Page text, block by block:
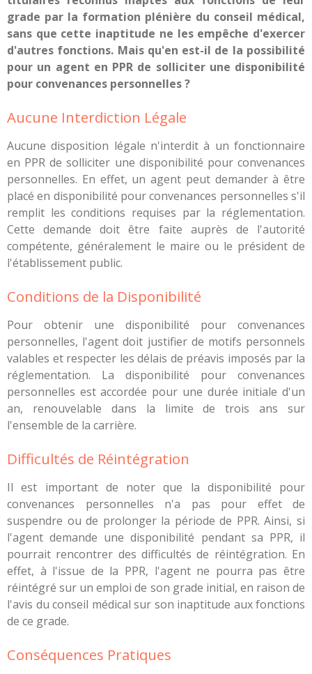
grade par la formation plénière du conseil médical,
sans que cette inaptitude ne les empêche d'exercer
d'autres fonctions. Mais qu'en est-il de la possibilité
pour un agent en PPR de solliciter une disponibilité
pour convenances personnelles ?
Aucune Interdiction Légale
Aucune disposition légale n'interdit à un fonctionnaire
en PPR de solliciter une disponibilité pour convenances
personnelles. En effet, un agent peut demander à être
placé en disponibilité pour convenances personnelles s'il
remplit les conditions requises par la réglementation.
Cette demande doit être faite auprès de l'autorité
compétente, généralement le maire ou le président de
l'établissement public.
Conditions de la Disponibilité
Pour obtenir une disponibilité pour convenances
personnelles, l'agent doit justifier de motifs personnels
valables et respecter les délais de préavis imposés par la
réglementation. La disponibilité pour convenances
personnelles est accordée pour une durée initiale d'un
an, renouvelable dans la limite de trois ans sur
l'ensemble de la carrière.
Difficultés de Réintégration
Il est important de noter que la disponibilité pour
convenances personnelles n'a pas pour effet de
suspendre ou de prolonger la période de PPR. Ainsi, si
l'agent demande une disponibilité pendant sa PPR, il
pourrait rencontrer des difficultés de réintégration. En
effet, à l'issue de la PPR, l'agent ne pourra pas être
réintégré sur un emploi de son grade initial, en raison de
l'avis du conseil médical sur son inaptitude aux fonctions
de ce grade.
Conséquences Pratiques